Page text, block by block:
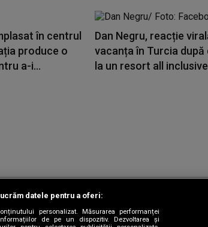
în centrul
produce o
a-i...
Dan Negru, reacție
vacanța în Turcia după
la un resort all
Info| Codul etic|Sitemap
datele pentru a oferi:
personalizat. Măsurarea performanței
de pe un dispozitiv. Dezvoltarea și